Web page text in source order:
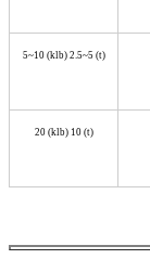
5~10 (klb) 2.5~5 (t)
20 (klb) 10 (t)